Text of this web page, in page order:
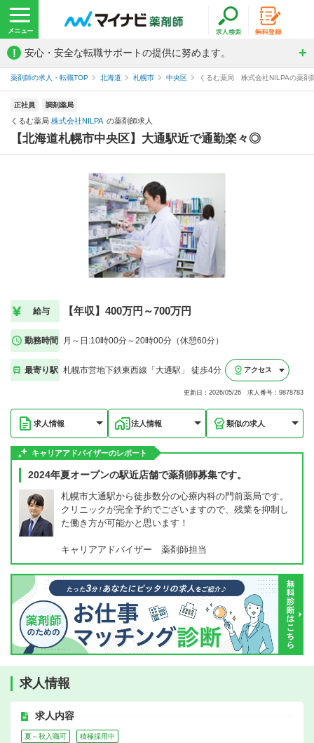
! 安心・安全な転職サポートの提供に努めます。
薬剤師の求人・転職TOP 北海道 札幌市 中央区 くるむ薬局 株式会社NILPAの薬剤
正社員 調剤薬局
くるむ薬局 株式会社NILPA の薬剤師求人
【北海道札幌市中央区】大通駅近で通勤楽々◎
給与 【年収】400万円～700万円
勤務時間 月～日:10時00分～20時00分（休憩60分）
最寄り駅 札幌市営地下鉄東西線「大通駅」 徒歩4分 アクセス
更新日：2026/05/26 求人番号：9878783
求人情報 法人情報 類似の求人
キャリアアドバイザーのレポート
2024年夏オープンの駅近店舗で薬剤師募集です。
札幌市大通駅から徒歩数分の心療内科の門前薬局です。
クリニックが完全予約でございますので、残業を抑制し
た働き方が可能かと思います！
キャリアアドバイザー 薬剤師担当
求人情報
求人内容
夏～秋入職可 積極採用中